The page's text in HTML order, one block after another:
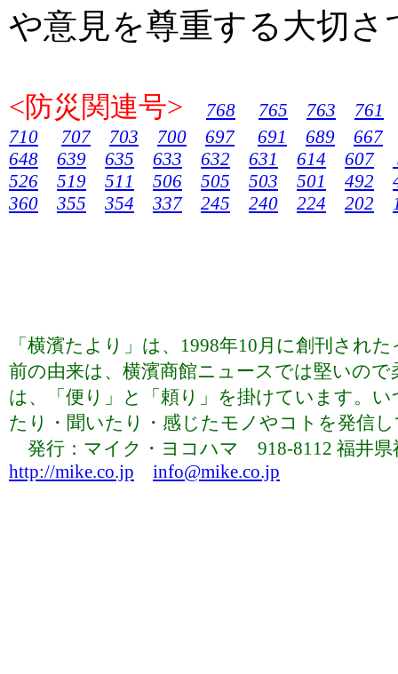
や意見を尊重する大切
<防災関連号> 768 765 763
761
710
707 703 700 697 691 689
667
648
639 635 633 632 631 614 607
526
519 511 506 505 503 501 492
360
355 354 337 245 240 224 202
「横濱たより」は、1998年10月に創刊され
前の由来は、横濱商館ニュースでは堅いの
は、「便り」と「頼り」を掛けています。
たり・聞いたり・感じたモノやコトを発信
発行：マイク・ヨコハマ 918-8112 福井
http://mike.co.jp
info@mike.co.jp